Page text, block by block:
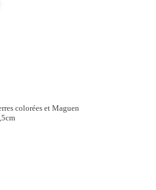
colorées et Maguen